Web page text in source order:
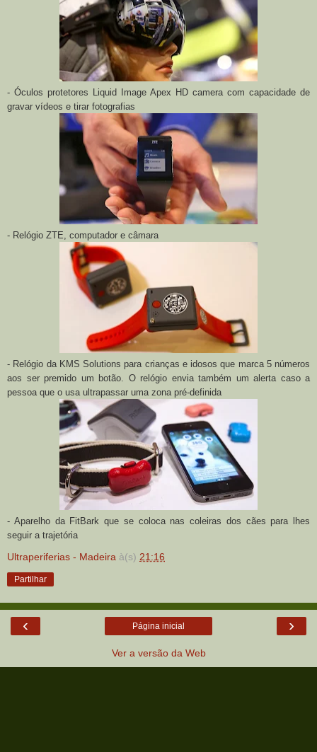
- Óculos protetores Liquid Image Apex HD camera com capacidade de
gravar vídeos e tirar fotografias
- Relógio ZTE, computador e câmara
- Relógio da KMS Solutions para crianças e idosos que marca 5 números
aos ser premido um botão. O relógio envia também um alerta caso a
pessoa que o usa ultrapassar uma zona pré-definida
- Aparelho da FitBark que se coloca nas coleiras dos cães para lhes
seguir a trajetória
Ultraperiferias - Madeira à(s) 21:16
Partilhar
‹ ›
Página inicial
Ver a versão da Web